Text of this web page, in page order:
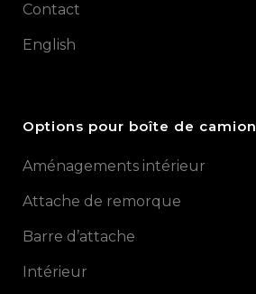
Contact
English
Options pour boîte de camion
Aménagements intérieur
Attache de remorque
Barre d’attache
Intérieur